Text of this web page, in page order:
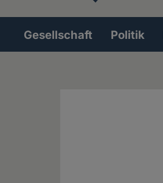
Hauptnavigation
Gesellschaft Politik